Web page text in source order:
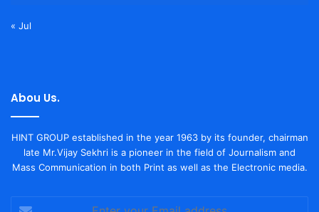
« Jul
Abou Us.
HINT GROUP established in the year 1963 by its founder, chairman
late Mr.Vijay Sekhri is a pioneer in the field of Journalism and
Mass Communication in both Print as well as the Electronic media.